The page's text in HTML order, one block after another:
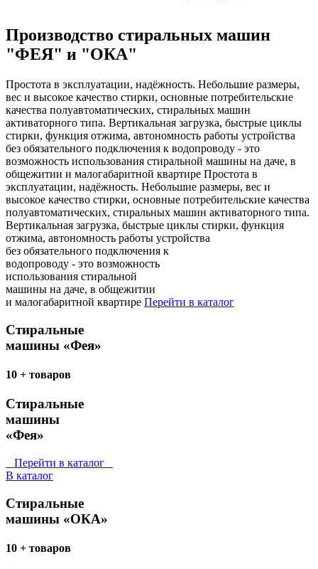
Производство стиральных машин
"ФЕЯ" и "ОКА"
Простота в эксплуатации, надёжность. Небольшие размеры,
вес и высокое качество стирки, основные потребительские
качества полуавтоматических, стиральных машин
активаторного типа. Вертикальная загрузка, быстрые циклы
стирки, функция отжима, автономность работы устройства
без обязательного подключения к водопроводу - это
возможность использования стиральной машины на даче, в
общежитии и малогабаритной квартире Простота в
эксплуатации, надёжность. Небольшие размеры, вес и
высокое качество стирки, основные потребительские качества
полуавтоматических, стиральных машин активаторного типа.
Вертикальная загрузка, быстрые циклы стирки, функция
отжима, автономность работы устройства
без обязательного подключения к
водопроводу - это возможность
использования стиральной
машины на даче, в общежитии
и малогабаритной квартире Перейти в каталог
Стиральные
машины «Фея»
10 + товаров
Стиральные
машины
«Фея»
Перейти в каталог
В каталог
Стиральные
машины «ОКА»
10 + товаров